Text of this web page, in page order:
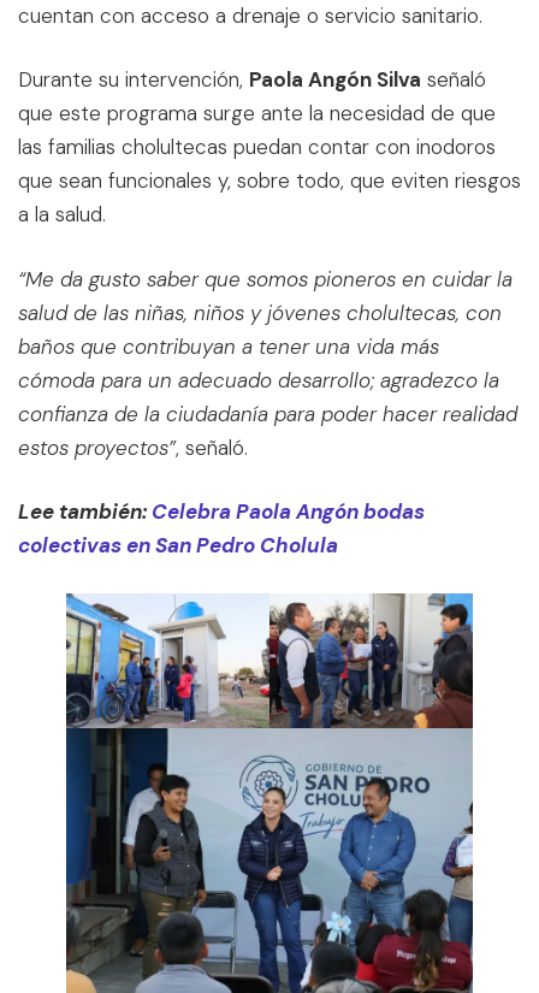
cuentan con acceso a drenaje o servicio sanitario.
Durante su intervención, Paola Angón Silva señaló
que este programa surge ante la necesidad de que
las familias cholultecas puedan contar con inodoros
que sean funcionales y, sobre todo, que eviten riesgos
a la salud.
“Me da gusto saber que somos pioneros en cuidar la
salud de las niñas, niños y jóvenes cholultecas, con
baños que contribuyan a tener una vida más
cómoda para un adecuado desarrollo; agradezco la
confianza de la ciudadanía para poder hacer realidad
estos proyectos”, señaló.
Lee también: Celebra Paola Angón bodas
colectivas en San Pedro Cholula